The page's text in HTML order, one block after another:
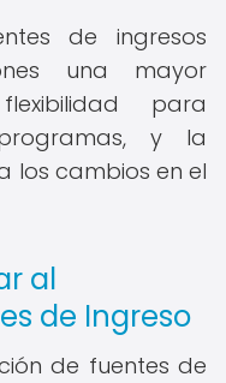
de ingresos
una mayor
para
y la
cambios en el
al
de Ingreso
de fuentes de